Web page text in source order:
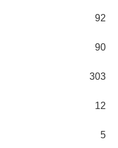
92
90
303
12
5